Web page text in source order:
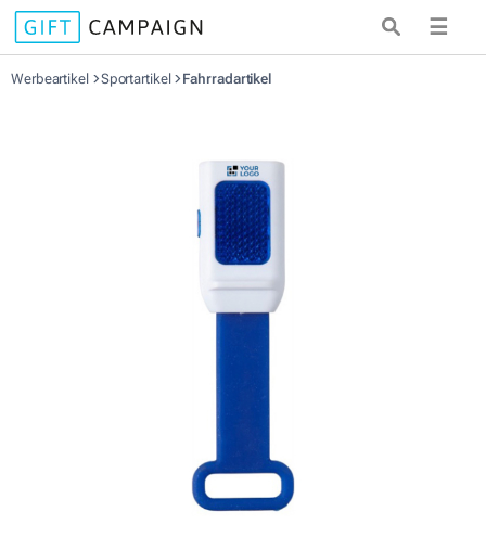
☰
Werbeartikel Sportartikel Fahrradartikel